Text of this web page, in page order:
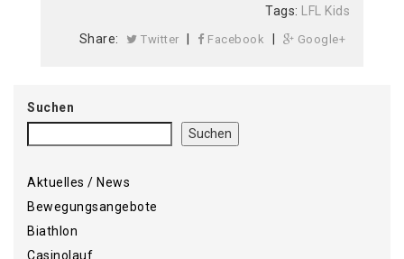
Tags:
LFL Kids
Share:
Twitter Facebook Google+
Suchen
Suchen
Aktuelles / News
Bewegungsangebote
Biathlon
Casinolauf